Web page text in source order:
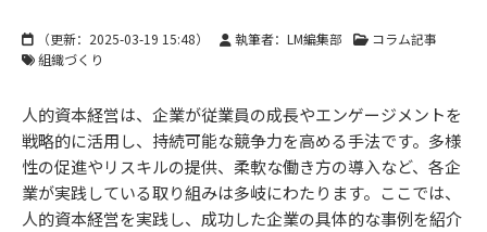
（更新： 2025-03-19 15:48） 執筆者：LM編集部
コラム記事
組織づくり
人的資本経営は、企業が従業員の成長やエンゲージメントを
戦略的に活用し、持続可能な競争力を高める手法です。多様
性の促進やリスキルの提供、柔軟な働き方の導入など、各企
業が実践している取り組みは多岐にわたります。ここでは、
人的資本経営を実践し、成功した企業の具体的な事例を紹介